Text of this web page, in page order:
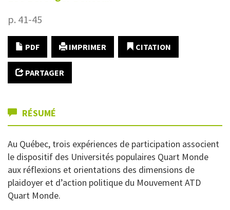
p. 41-45
PDF IMPRIMER CITATION
PARTAGER
RÉSUMÉ
Au Québec, trois expériences de participation associent
le dispositif des Universités populaires Quart Monde
aux réflexions et orientations des dimensions de
plaidoyer et d’action politique du Mouvement ATD
Quart Monde.